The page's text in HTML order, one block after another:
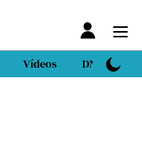
Vídeos DN Sport